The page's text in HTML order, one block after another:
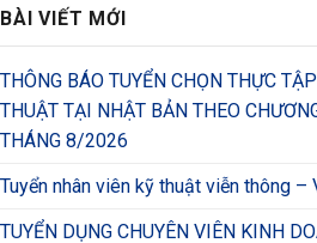
BÀI VIẾT MỚI
THÔNG BÁO TUYỂN CHỌN THỰC
THUẬT TẠI NHẬT BẢN THEO
THÁNG 8/2026
Tuyển nhân viên kỹ thuật viễn thông
TUYỂN DỤNG CHUYÊN VIÊN KINH